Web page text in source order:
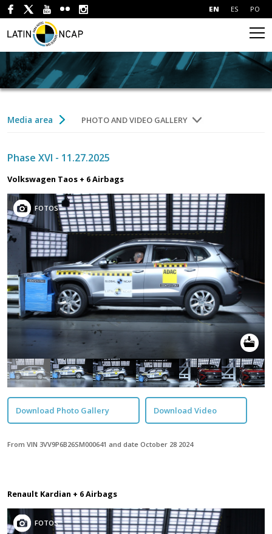
EN ES PO
Media area PHOTO AND VIDEO GALLERY
Phase XVI - 11.27.2025
Volkswagen Taos + 6 Airbags
FOTOS
Download Photo Gallery Download Video
From VIN 3VV9P6B26SM000641 and date October 28 2024
Renault Kardian + 6 Airbags
FOTOS